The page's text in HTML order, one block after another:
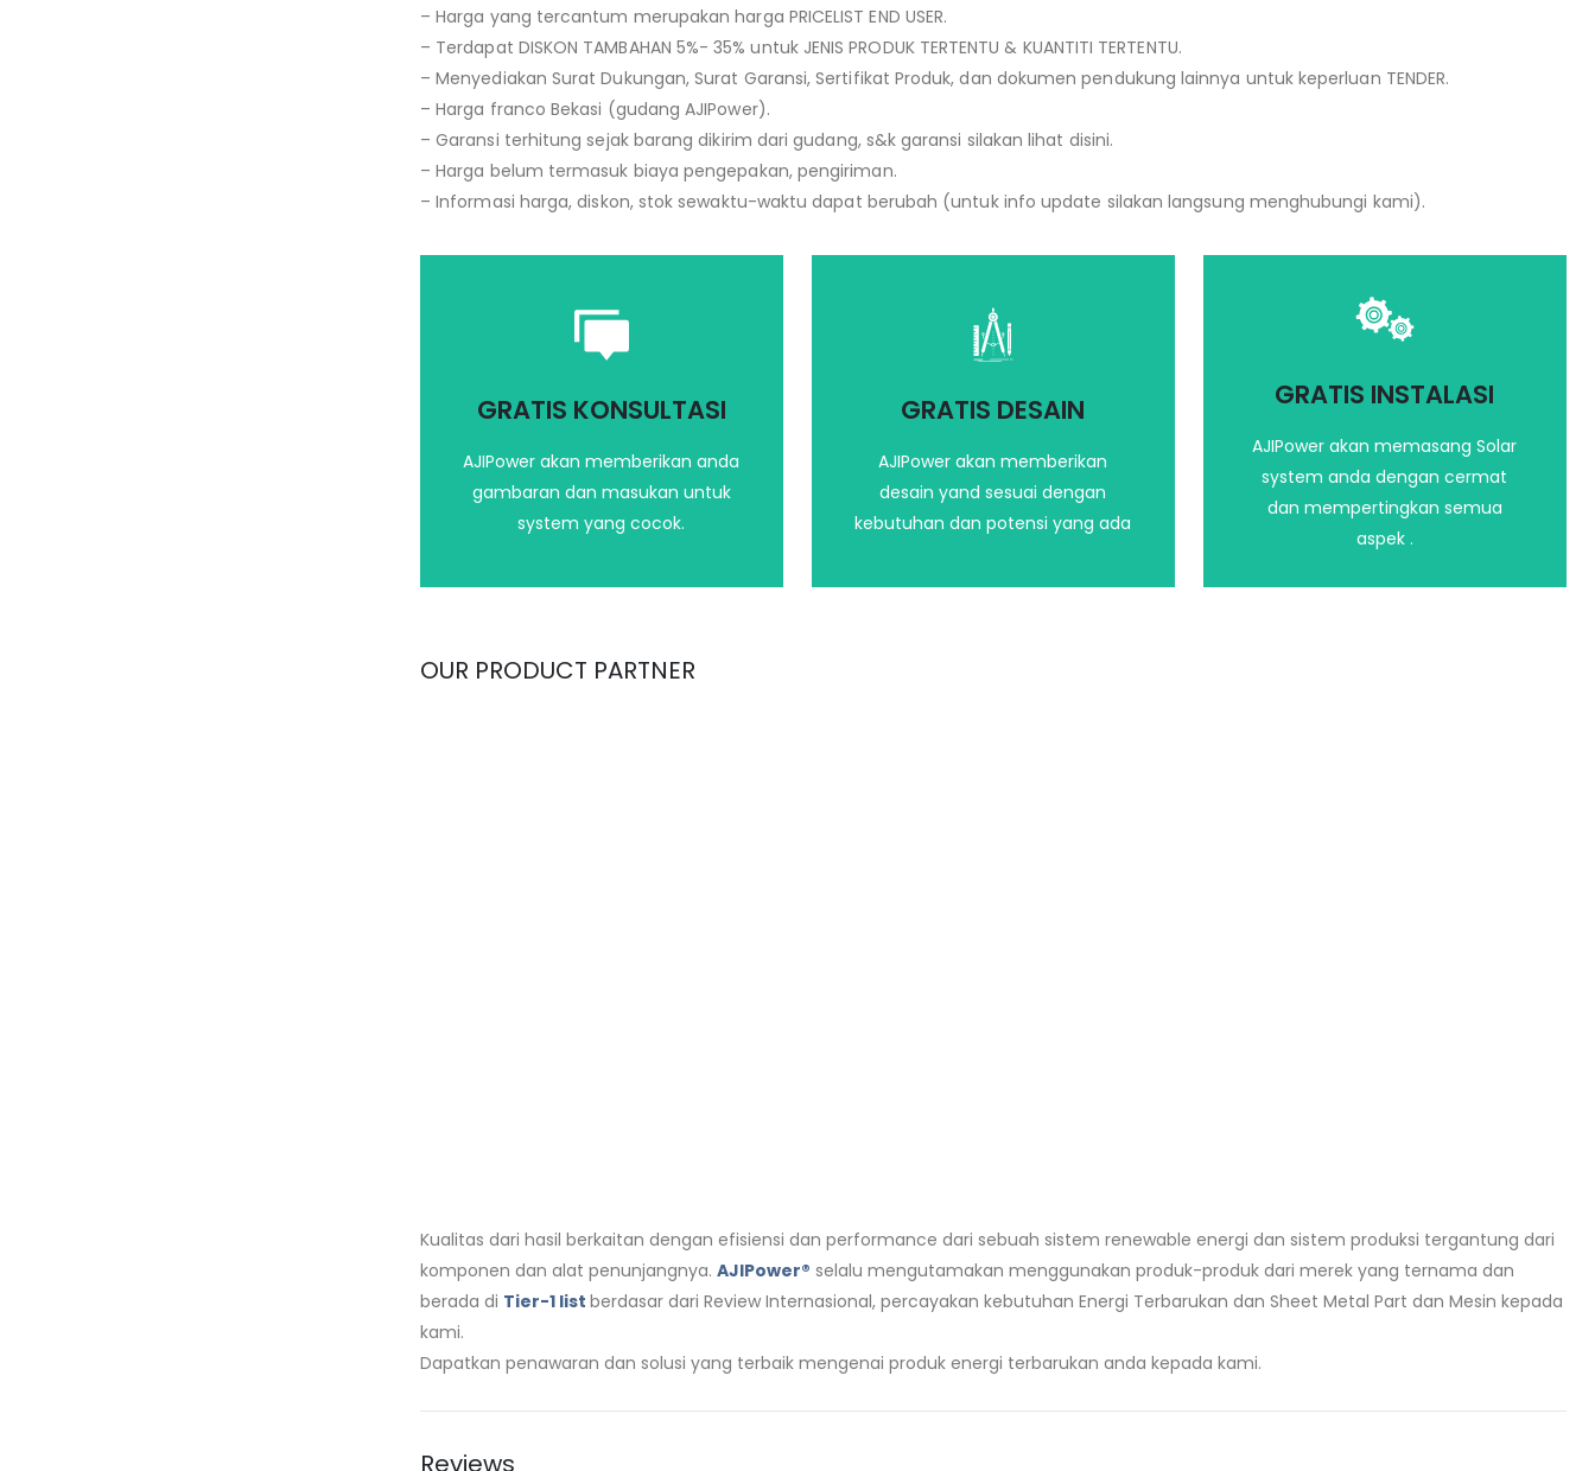
– Harga yang tercantum merupakan harga PRICELIST END USER.
– Terdapat DISKON TAMBAHAN 5%- 35% untuk JENIS PRODUK TERTENTU & KUANTITI TERTENTU.
– Menyediakan Surat Dukungan, Surat Garansi, Sertifikat Produk, dan dokumen pendukung lainnya untuk keperluan TENDER.
– Harga franco Bekasi (gudang AJIPower).
– Garansi terhitung sejak barang dikirim dari gudang, s&k garansi silakan lihat disini.
– Harga belum termasuk biaya pengepakan, pengiriman.
– Informasi harga, diskon, stok sewaktu-waktu dapat berubah (untuk info update silakan langsung menghubungi kami).
GRATIS KONSULTASI
AJIPower akan memberikan anda
gambaran dan masukan untuk
system yang cocok.
Saran dan masukan yang terbaik
Hubungi kami
GRATIS DESAIN
AJIPower akan memberikan
desain yand sesuai dengan
kebutuhan dan potensi yang ada
Dengan Software, Teknologi yang
terbaru dan canggih kami akan
berikan ilustrasi desain yang
Hubungi kami
GRATIS INSTALASI
AJIPower akan memasang Solar
system anda dengan cermat
dan mempertingkan semua
aspek .
segala aspek dalam
Hubungi kami
OUR PRODUCT PARTNER
Kualitas dari hasil berkaitan dengan efisiensi dan performance dari sebuah sistem renewable energi dan sistem produksi tergantung dari
komponen dan alat penunjangnya. AJIPower® selalu mengutamakan menggunakan produk-produk dari merek yang ternama dan
berada di Tier-1 list berdasar dari Review Internasional, percayakan kebutuhan Energi Terbarukan dan Sheet Metal Part dan Mesin kepada
kami.
Dapatkan penawaran dan solusi yang terbaik mengenai produk energi terbarukan anda kepada kami.
Reviews